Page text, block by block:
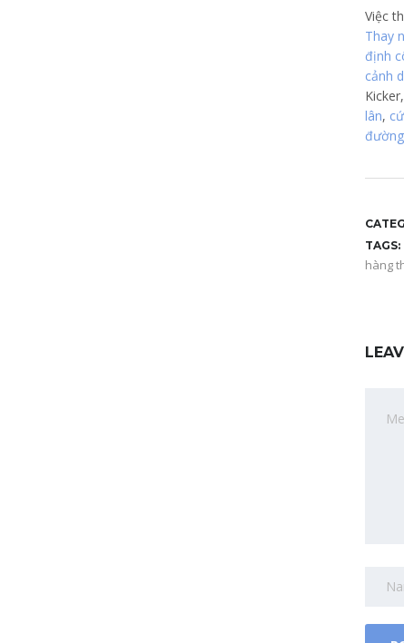
Việc
Thay
định
cảnh
Kicker,
lân,
TAGS:
hàng